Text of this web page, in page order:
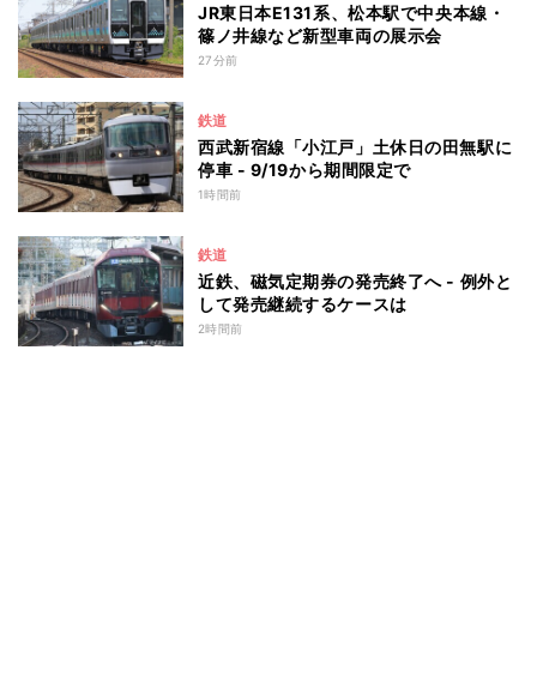
JR東日本E131系、松本駅で中央本線・
篠ノ井線など新型車両の展示会
27分前
鉄道
西武新宿線「小江戸」土休日の田無駅に
停車 - 9/19から期間限定で
1時間前
鉄道
近鉄、磁気定期券の発売終了へ - 例外と
して発売継続するケースは
2時間前